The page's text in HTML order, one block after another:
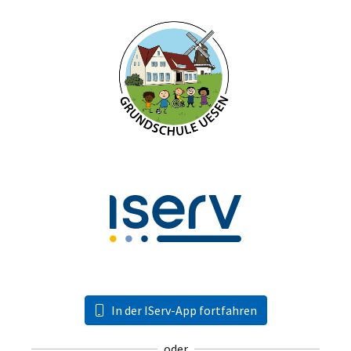
In der IServ-App fortfahren